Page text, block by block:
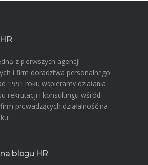
z pierwszych agencji
i firm doradztwa personalnego
1991 roku wspieramy działania
rekrutacji i konsultingu wśród
prowadzących działalność na
blogu HR